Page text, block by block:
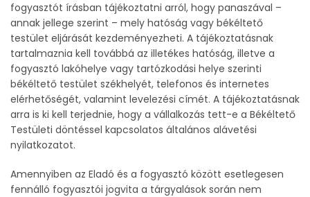
fogyasztót írásban tájékoztatni arról, hogy panaszával –
annak jellege szerint – mely hatóság vagy békéltető
testület eljárását kezdeményezheti. A tájékoztatásnak
tartalmaznia kell továbbá az illetékes hatóság, illetve a
fogyasztó lakóhelye vagy tartózkodási helye szerinti
békéltető testület székhelyét, telefonos és internetes
elérhetőségét, valamint levelezési címét. A tájékoztatásnak
arra is ki kell terjednie, hogy a vállalkozás tett-e a Békéltető
Testületi döntéssel kapcsolatos általános alávetési
nyilatkozatot.
Amennyiben az Eladó és a fogyasztó között esetlegesen
fennálló fogyasztói jogvita a tárgyalások során nem